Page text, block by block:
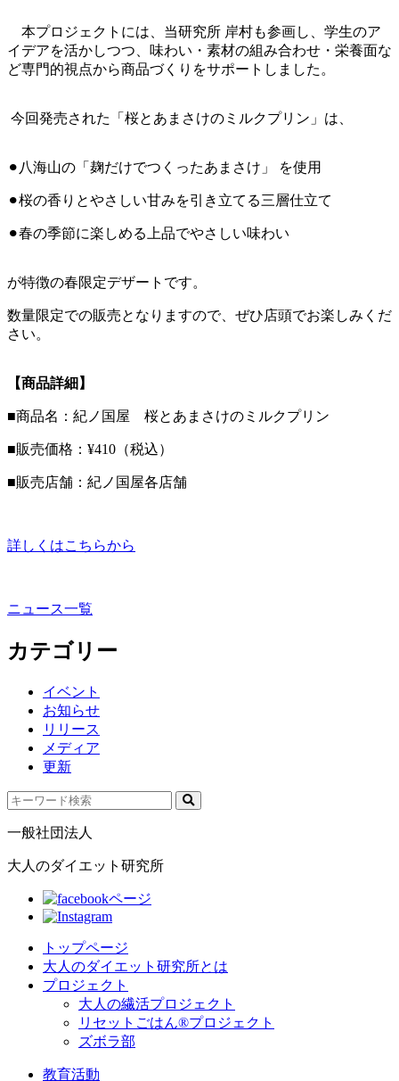
本プロジェクトには、当研究所 岸村も参画し、学生のア
イデアを活かしつつ、味わい・素材の組み合わせ・栄養面な
ど専門的視点から商品づくりをサポートしました。
今回発売された「桜とあまさけのミルクプリン」は、
⚫︎八海山の「麹だけでつくったあまさけ」 を使用
⚫︎桜の香りとやさしい甘みを引き立てる三層仕立て
⚫︎春の季節に楽しめる上品でやさしい味わい
が特徴の春限定デザートです。
数量限定での販売となりますので、ぜひ店頭でお楽しみくだ
さい。
【商品詳細】
■商品名：紀ノ国屋 桜とあまさけのミルクプリン
■販売価格：¥410（税込）
■販売店舗：紀ノ国屋各店舗
詳しくはこちらから
ニュース一覧
カテゴリー
イベント
お知らせ
リリース
メディア
更新
一般社団法人
大人のダイエット研究所
トップページ
大人のダイエット研究所とは
プロジェクト
大人の繊活プロジェクト
リセットごはん®プロジェクト
ズボラ部
教育活動